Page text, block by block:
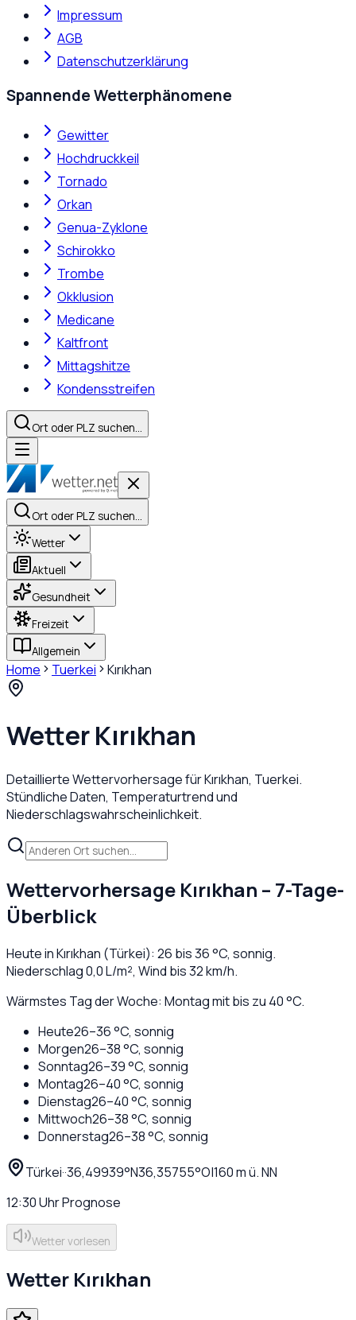
Impressum
AGB
Datenschutzerklärung
Spannende Wetterphänomene
Gewitter
Hochdruckkeil
Tornado
Orkan
Genua-Zyklone
Schirokko
Trombe
Okklusion
Medicane
Kaltfront
Mittagshitze
Kondensstreifen
Ort oder PLZ suchen…
Ort oder PLZ suchen…
Wetter
Aktuell
Gesundheit
Freizeit
Allgemein
Home Tuerkei Kırıkhan
WetterKırıkhan
Detaillierte Wettervorhersage fürKırıkhan, Tuerkei.
Stündliche Daten, Temperaturtrend und
Niederschlagswahrscheinlichkeit.
Wettervorhersage Kırıkhan – 7-Tage-
Überblick
Heute inKırıkhan (Türkei): 26 bis36°C, sonnig.
Niederschlag0,0L/m², Wind bis32km/h.
Wärmstes Tag der Woche: Montag mit bis zu 40 °C.
Heute26–36°C, sonnig
Morgen26–38°C, sonnig
Sonntag26–39°C, sonnig
Montag26–40°C, sonnig
Dienstag26–40°C, sonnig
Mittwoch26–38°C, sonnig
Donnerstag26–38°C, sonnig
Türkei··36,49939°N36,35755°O|160m ü. NN
12:30UhrPrognose
Wetter vorlesen
Wetter Kırıkhan